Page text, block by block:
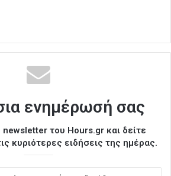
ενημέρωσή σας
του Hours.gr και δείτε
κυριότερες ειδήσεις της ημέρας.